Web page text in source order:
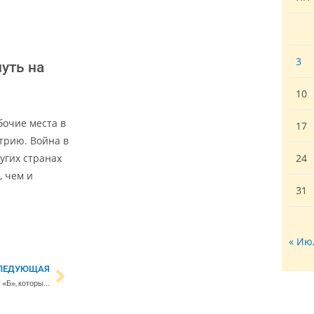
на
места в
Война в
странах
чем и
Эксперт: Россия перешла к плану «Б», который ведет к жертвам среди мирного населения
3
10
17
24
31
«